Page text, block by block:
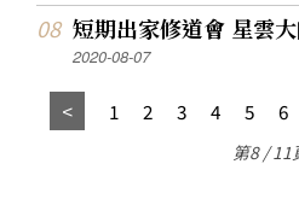
短期出家修道會 星雲
2020-08-07
1 2 3 4 5 6
第8 / 11